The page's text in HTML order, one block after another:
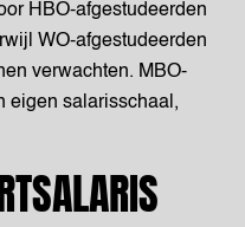
HBO-afgestudeerden
WO-afgestudeerden
verwachten. MBO-
eigen salarisschaal,